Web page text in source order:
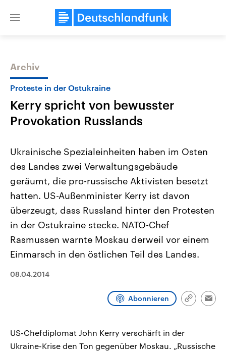
Close
Themen
Landtagswahl Sachsen-Anhalt
2026
Alle Informationen
Sachsen-Anhalt wählt am 6.
September 2026 einen neuen
Landtag. Seit 2021 wird das
Bundesland von einer Koalition aus
Umfragen, Prognosen,
Wahlprogramme, aktuelle Berichte
und Hintergründe zu den Parteien
Wahl.
USA
Aktuelle Beiträge,
Hintergründe
Wirtschaftlich und
gehören die Vereinigten
den mächtigsten Ländern
mit großem Einfluss auf
Sendungen Programm Podcasts
Archiv
Proteste in der Ostukraine
Kerry spricht von bewusster
Provokation Russlands
Ukrainische Spezialeinheiten haben im Osten
des Landes zwei Verwaltungsgebäude
geräumt, die pro-russische Aktivisten besetzt
hatten. US-Außenminister Kerry ist davon
überzeugt, dass Russland hinter den Protesten
in der Ostukraine stecke. NATO-Chef
Rasmussen warnte Moskau derweil vor einem
Einmarsch in den östlichen Teil des Landes.
08.04.2014
Abonnieren
Link
US-Chefdiplomat John Kerry verschärft in der
Ukraine-Krise den Ton gegenüber Moskau. „Russische